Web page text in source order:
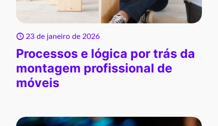
23 de janeiro de 2026
Processos e lógica por trás da
montagem profissional de
móveis